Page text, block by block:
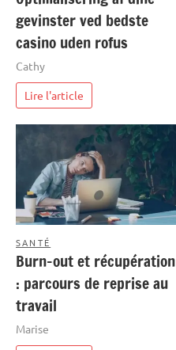
gevinster ved bedste
casino uden rofus
Cathy
Lire l'article
SANTÉ
Burn-out et récupération
: parcours de reprise au
travail
Marise